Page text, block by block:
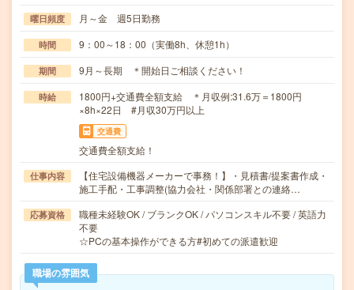
曜日頻度 月～金 週5日勤務
時間 9：00～18：00（実働8h、休憩1h）
期間 9月～長期 ＊開始日ご相談ください！
時給
1800円+交通費全額支給 ＊月収例:31.6万＝1800円
×8h×22日 #月収30万円以上
交通費
交通費全額支給！
仕事内容
【住宅設備機器メーカーで事務！】・見積書/提案書作成・
施工手配・工事調整(協力会社・関係部署との連絡…
応募資格
職種未経験OK / ブランクOK / パソコンスキル不要 / 英語力
不要
☆PCの基本操作ができる方#初めての派遣歓迎
職場の雰囲気